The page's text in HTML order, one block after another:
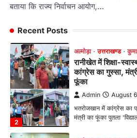
बताया कि राज्य निर्वाचन आयोग,…
Recent Posts
2
Admin
3
अल्मोड़ा उत्तराखण्ड
रानीखेत में युवा
अगस्त को खड़गे की
बनाने का लिया संकल्प
Admin August
संगठन विस्तार के तहत कई
संगठन मजबूत करने और